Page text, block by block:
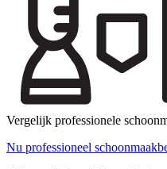
Vergelijk professionele
Nu professioneel